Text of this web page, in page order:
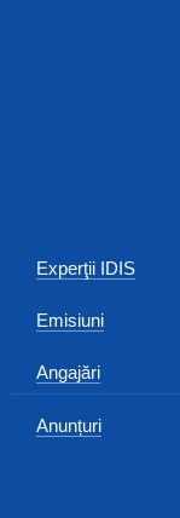
Experţii IDIS
Emisiuni
Angajări
Anunțuri